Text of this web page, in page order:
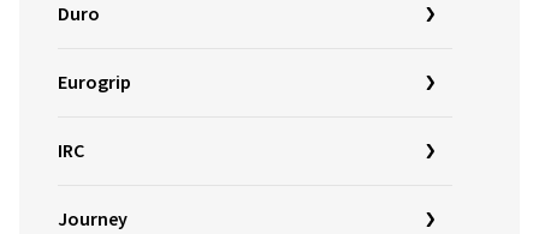
Duro
Eurogrip
IRC
Journey